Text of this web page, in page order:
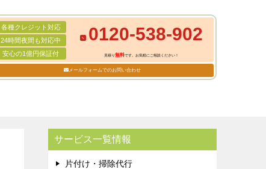
各種クレジット対応
24時間夜間も対応中
安心の1億円保証付
0120-538-902
見積り無料です。お気軽にご相談ください！
メールフォームでのお問い合わせ
サービス一覧情報
片付け・掃除代行